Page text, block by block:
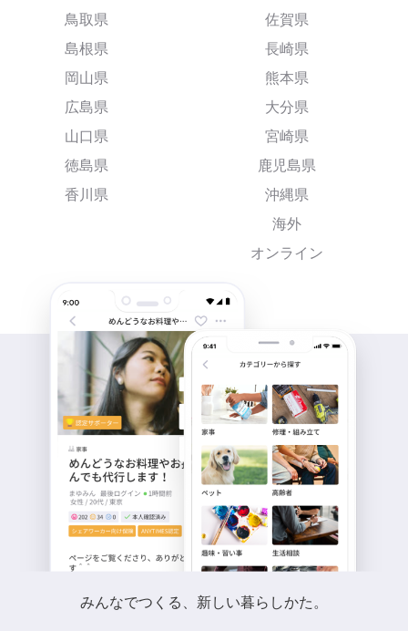
鳥取県
島根県
岡山県
広島県
山口県
徳島県
香川県
佐賀県
長崎県
熊本県
大分県
宮崎県
鹿児島県
沖縄県
海外
オンライン
みんなでつくる、新しい暮らしかた。